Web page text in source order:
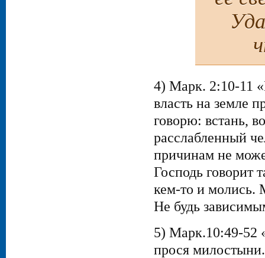
4) Марк. 2:10-11
власть на земле
говорю: встань,
расслабленный
причинам не
Господь говорит
кем-то и молись.
Не будь
5) Марк.10:49-52
прося